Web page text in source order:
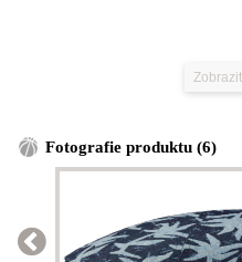
Fotografie produktu (6)